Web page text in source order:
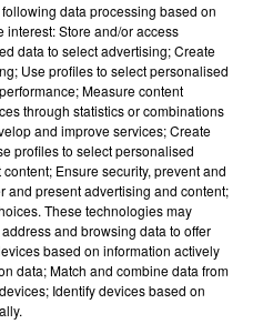
data processing based on
Store and/or access
data to select advertising; Create
Use profiles to select personalised
Measure content
through statistics or combinations
and improve services; Create
profiles to select personalised
Ensure security, prevent and
and present advertising and content;
These technologies may
and browsing data to offer
based on information actively
data; Match and combine data from
Identify devices based on